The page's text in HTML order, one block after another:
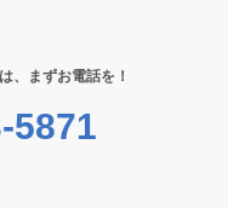
、まずお電話を！
5871